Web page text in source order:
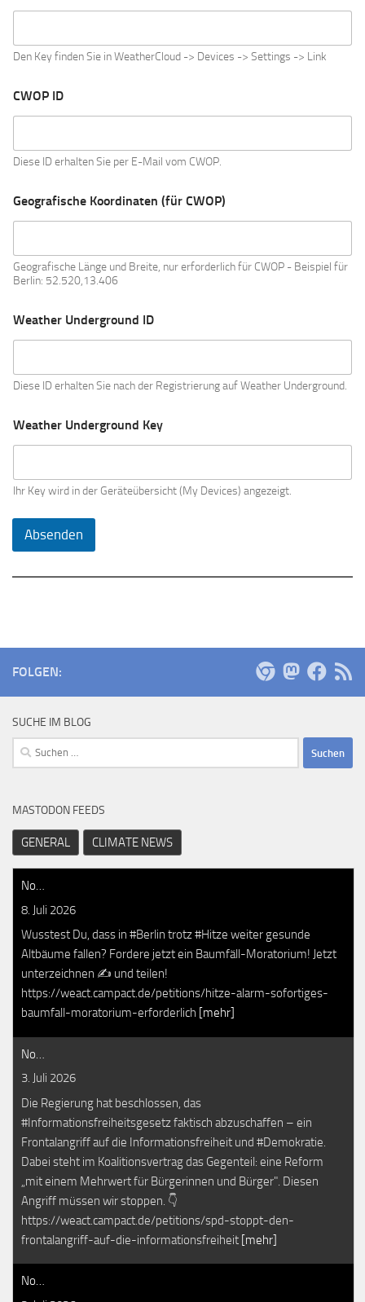
Den Key finden Sie in WeatherCloud -> Devices -> Settings -> Link
CWOP ID
Diese ID erhalten Sie per E-Mail vom CWOP.
Geografische Koordinaten (für CWOP)
Geografische Länge und Breite, nur erforderlich für CWOP - Beispiel für
Berlin: 52.520,13.406
Weather Underground ID
Diese ID erhalten Sie nach der Registrierung auf Weather Underground.
Weather Underground Key
Ihr Key wird in der Geräteübersicht (My Devices) angezeigt.
Absenden
FOLGEN:
SUCHE IM BLOG
Suchen
nach:
MASTODON FEEDS
GENERAL CLIMATE NEWS
No…
8. Juli 2026
Wusstest Du, dass in #Berlin trotz #Hitze weiter gesunde
Altbäume fallen? Fordere jetzt ein Baumfäll-Moratorium! Jetzt
unterzeichnen ✍️ und teilen!
https://weact.campact.de/petitions/hitze-alarm-sofortiges-
baumfall-moratorium-erforderlich [mehr]
No…
3. Juli 2026
Die Regierung hat beschlossen, das
#Informationsfreiheitsgesetz faktisch abzuschaffen – ein
Frontalangriff auf die Informationsfreiheit und #Demokratie.
Dabei steht im Koalitionsvertrag das Gegenteil: eine Reform
„mit einem Mehrwert für Bürgerinnen und Bürger". Diesen
Angriff müssen wir stoppen. 👇
https://weact.campact.de/petitions/spd-stoppt-den-
frontalangriff-auf-die-informationsfreiheit [mehr]
No…